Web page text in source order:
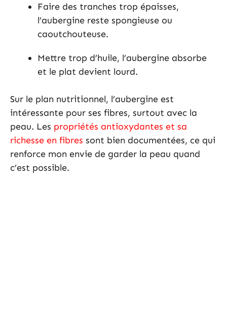
Faire des tranches trop épaisses,
l’aubergine reste spongieuse ou
caoutchouteuse.
Mettre trop d’huile, l’aubergine absorbe
et le plat devient lourd.
Sur le plan nutritionnel, l’aubergine est
intéressante pour ses fibres, surtout avec la
peau. Les propriétés antioxydantes et sa
richesse en fibres sont bien documentées, ce qui
renforce mon envie de garder la peau quand
c’est possible.